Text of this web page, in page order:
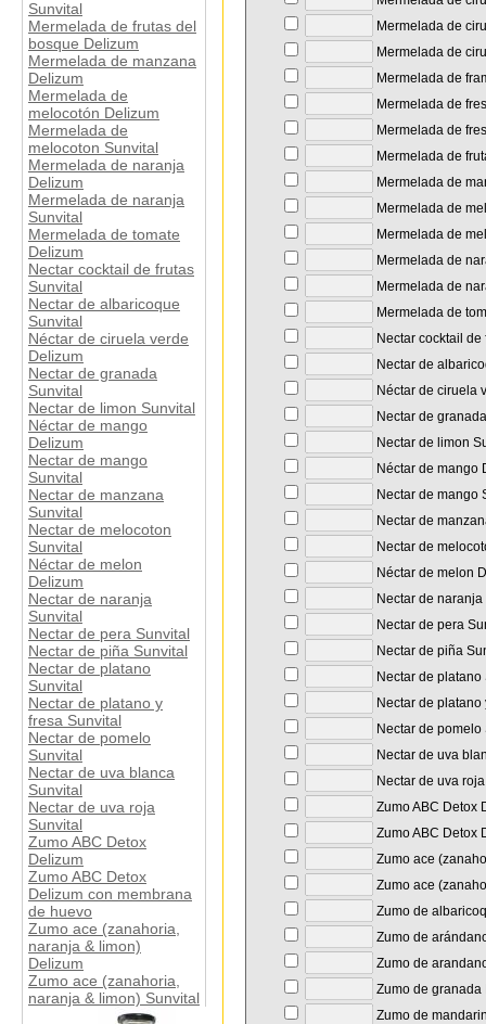
Sunvital
Mermelada de frutas del
bosque Delizum
Mermelada de manzana
Delizum
Mermelada de
melocotón Delizum
Mermelada de
melocoton Sunvital
Mermelada de naranja
Delizum
Mermelada de naranja
Sunvital
Mermelada de tomate
Delizum
Nectar cocktail de frutas
Sunvital
Nectar de albaricoque
Sunvital
Néctar de ciruela verde
Delizum
Nectar de granada
Sunvital
Nectar de limon Sunvital
Néctar de mango
Delizum
Nectar de mango
Sunvital
Nectar de manzana
Sunvital
Nectar de melocoton
Sunvital
Néctar de melon
Delizum
Nectar de naranja
Sunvital
Nectar de pera Sunvital
Nectar de piña Sunvital
Nectar de platano
Sunvital
Nectar de platano y
fresa Sunvital
Nectar de pomelo
Sunvital
Nectar de uva blanca
Sunvital
Nectar de uva roja
Sunvital
Zumo ABC Detox
Delizum
Zumo ABC Detox
Delizum con membrana
de huevo
Zumo ace (zanahoria,
naranja & limon)
Delizum
Zumo ace (zanahoria,
naranja & limon) Sunvital
Mermelada de
Mermelada de
Mermelada de
Mermelada de
Mermelada de
Mermelada de
Mermelada de
Mermelada de
Mermelada de
Mermelada de
Mermelada de
Mermelada de
Nectar cocktail
Nectar de
Néctar de ciruela
Nectar de
Nectar de limon
Néctar de mango
Nectar de mango
Nectar de
Nectar de
Néctar de melon
Nectar de
Nectar de pera
Nectar de piña
Nectar de platano
Nectar de
Nectar de pomelo
Nectar de uva
Nectar de uva
Zumo ABC Detox
Zumo ABC Detox
Zumo ace
Zumo ace
Zumo de
Zumo de
Zumo de
Zumo de granada
Zumo de